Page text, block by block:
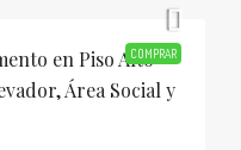
COMPRAR
en Piso Alto
Área Social y